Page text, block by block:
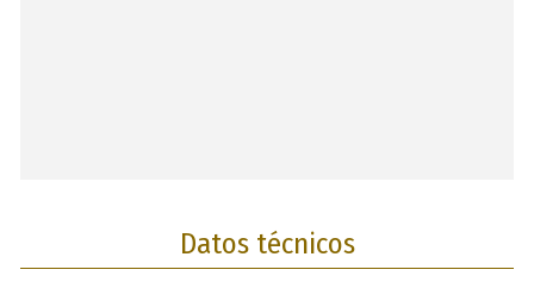
Datos técnicos